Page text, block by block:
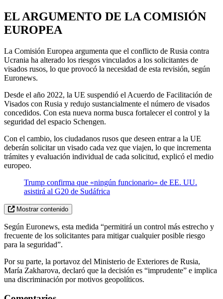
EL ARGUMENTO DE LA COMISIÓN
EUROPEA
La Comisión Europea argumenta que el conflicto de Rusia contra
Ucrania ha alterado los riesgos vinculados a los solicitantes de
visados rusos, lo que provocó la necesidad de esta revisión, según
Euronews.
Desde el año 2022, la UE suspendió el Acuerdo de Facilitación de
Visados con Rusia y redujo sustancialmente el número de visados
concedidos. Con esta nueva norma busca fortalecer el control y la
seguridad del espacio Schengen.
Con el cambio, los ciudadanos rusos que deseen entrar a la UE
deberán solicitar un visado cada vez que viajen, lo que incrementa
trámites y evaluación individual de cada solicitud, explicó el medio
europeo.
Trump confirma que «ningún funcionario» de EE. UU.
asistirá al G20 de Sudáfrica
Mostrar contenido
Según Euronews, esta medida “permitirá un control más estrecho y
frecuente de los solicitantes para mitigar cualquier posible riesgo
para la seguridad”.
Por su parte, la portavoz del Ministerio de Exteriores de Rusia,
María Zakharova, declaró que la decisión es “imprudente” e implica
una discriminación por motivos geopolíticos.